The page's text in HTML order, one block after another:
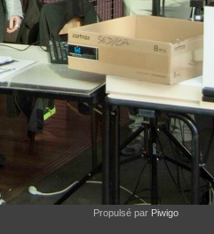
Propulsé par Piwigo